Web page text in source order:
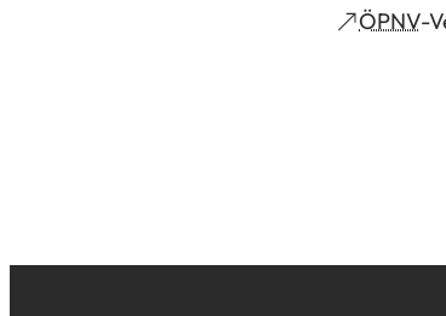
in ÖPNV-
(Öffnet